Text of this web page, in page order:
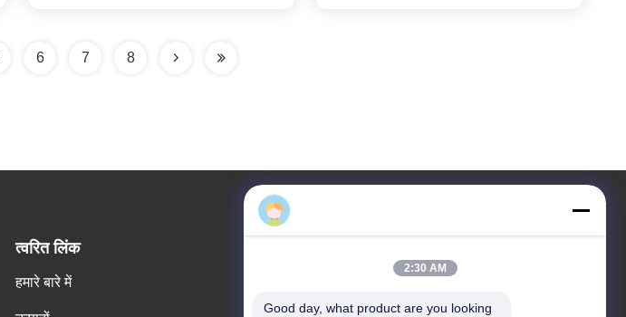
6 7 8
त्वरित लिंक
हमारे बारे में
नं. 43-101, मेयिंगसेन, शिनपोतु, शिनकियांग समुदाय, शिनहु स्ट्रीट,
2:30 AM
Good day, what product are you looking